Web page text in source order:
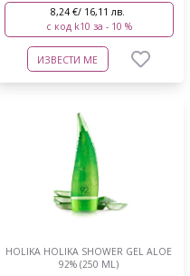
8,24 €/ 16,11 лв.
с код k10 за - 10 %
ИЗВЕСТИ МЕ
HOLIKA HOLIKA SHOWER GEL ALOE
92% (250 ML)